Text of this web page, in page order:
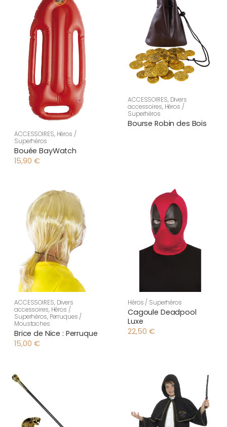
ACCESSOIRES, Héros /
Superhéros
Bouée BayWatch
15,90 €
ACCESSOIRES, Divers
accessoires, Héros /
Superhéros
Bourse Robin des Bois
ACCESSOIRES, Divers
accessoires, Héros /
Superhéros, Perruques /
Moustaches
Brice de Nice : Perruque
15,00 €
Héros / Superhéros
Cagoule Deadpool
Luxe
22,50 €